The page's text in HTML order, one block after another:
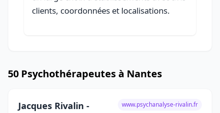
clients, coordonnées et localisations.
50 Psychothérapeutes à Nantes
Jacques Rivalin -
www.psychanalyse-rivalin.fr